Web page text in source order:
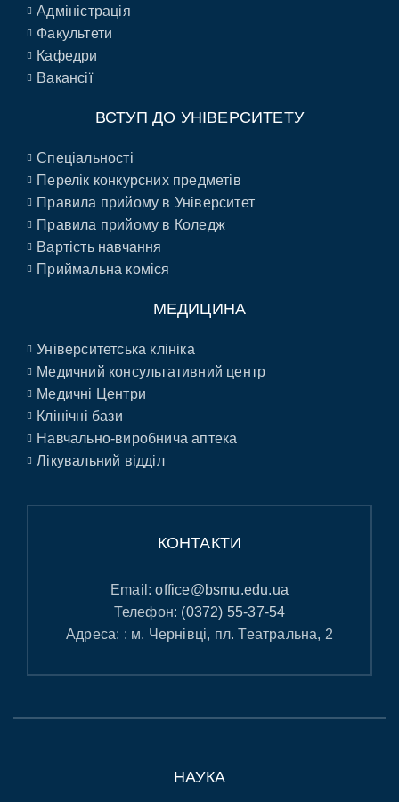
Адміністрація
Факультети
Кафедри
Вакансії
ВСТУП ДО УНІВЕРСИТЕТУ
Спеціальності
Перелік конкурсних предметів
Правила прийому в Університет
Правила прийому в Коледж
Вартість навчання
Приймальна коміся
МЕДИЦИНА
Університетська клініка
Медичний консультативний центр
Медичні Центри
Клінічні бази
Навчально-виробнича аптека
Лікувальний відділ
КОНТАКТИ
Email:office@bsmu.edu.ua
Телефон: (0372) 55-37-54
Адреса: : м. Чернівці, пл. Театральна, 2
НАУКА